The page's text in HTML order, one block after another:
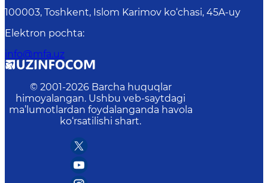
100003, Toshkent, Islom Karimov ko‘chasi, 45A-uy
Elektron pochta:
info@mfa.uz
© 2001-2026 Barcha huquqlar
himoyalangan. Ushbu veb-saytdagi
ma’lumotlardan foydalanganda havola
ko‘rsatilishi shart.